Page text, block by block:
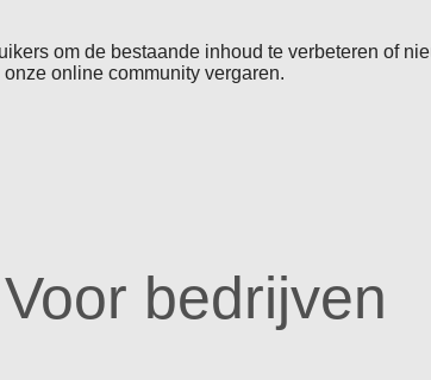
om de bestaande inhoud te verbeteren of
online community vergaren.
Voor bedrijven